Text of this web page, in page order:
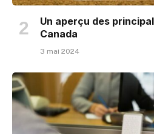
Un aperçu des
Canada
3 mai 2024